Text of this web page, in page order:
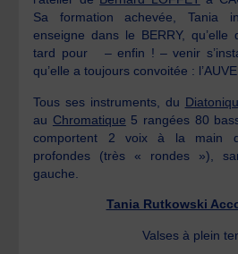
Sa formation achevée, Tania
enseigne dans le BERRY,
tard pour – enfin ! – venir
qu’elle a toujours convoitée :
Tous ses instruments, du
au Chromatique 5 rangées 80
comportent 2 voix à la main
profondes (très « rondes »),
gauche.
Tania Rutkowski
Valses à plein